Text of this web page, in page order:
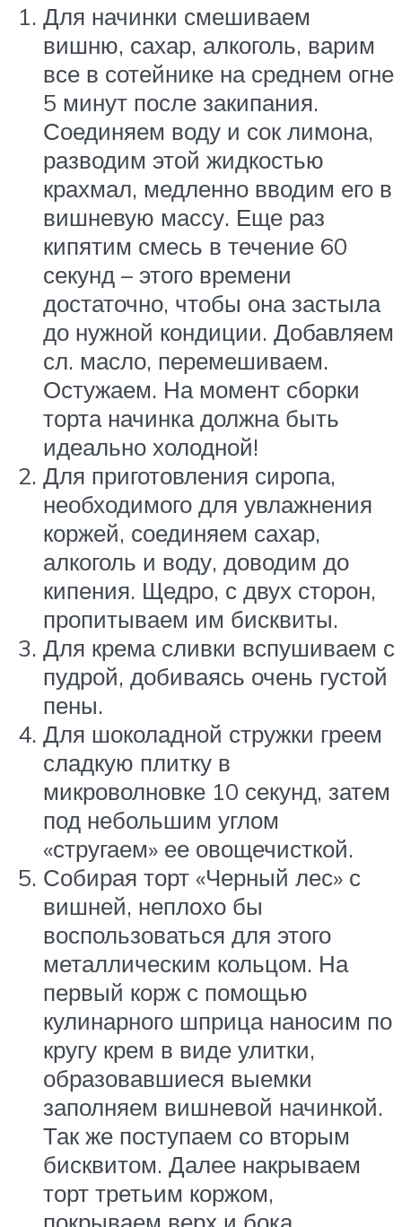
Для начинки смешиваем
вишню, сахар, алкоголь, варим
все в сотейнике на среднем огне
5 минут после закипания.
Соединяем воду и сок лимона,
разводим этой жидкостью
крахмал, медленно вводим его в
вишневую массу. Еще раз
кипятим смесь в течение 60
секунд – этого времени
достаточно, чтобы она застыла
до нужной кондиции. Добавляем
сл. масло, перемешиваем.
Остужаем. На момент сборки
торта начинка должна быть
идеально холодной!
Для приготовления сиропа,
необходимого для увлажнения
коржей, соединяем сахар,
алкоголь и воду, доводим до
кипения. Щедро, с двух сторон,
пропитываем им бисквиты.
Для крема сливки вспушиваем с
пудрой, добиваясь очень густой
пены.
Для шоколадной стружки греем
сладкую плитку в
микроволновке 10 секунд, затем
под небольшим углом
«стругаем» ее овощечисткой.
Собирая торт «Черный лес» с
вишней, неплохо бы
воспользоваться для этого
металлическим кольцом. На
первый корж с помощью
кулинарного шприца наносим по
кругу крем в виде улитки,
образовавшиеся выемки
заполняем вишневой начинкой.
Так же поступаем со вторым
бисквитом. Далее накрываем
торт третьим коржом,
покрываем верх и бока